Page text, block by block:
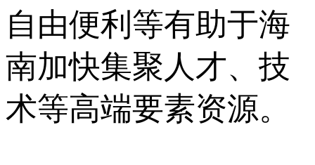
自由便利等有助于海
南加快集聚人才、技
术等高端要素资源。